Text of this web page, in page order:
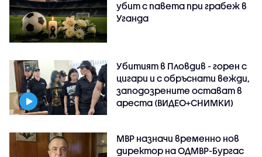
убит с павета при грабеж в
Уганда
Убитият в Пловдив - горен с
цигари и с обръснати вежди,
заподозрените остават в
ареста (ВИДЕО+СНИМКИ)
МВР назначи временно нов
директор на ОДМВР-Бургас